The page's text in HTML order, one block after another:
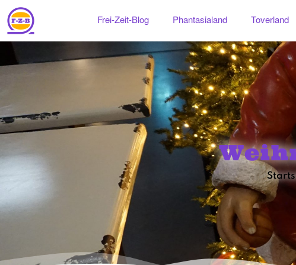
Frei-Zeit-Blog Phantasialand Toverland